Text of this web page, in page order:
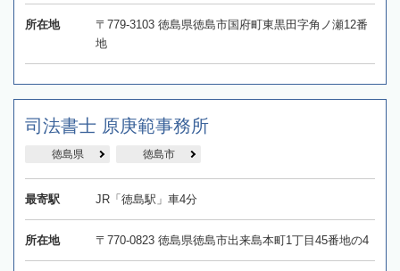
所在地
〒779-3103 徳島県徳島市国府町東黒田字角ノ瀬12番
地
司法書士 原庚範事務所
徳島県 徳島市
最寄駅 JR「徳島駅」車4分
所在地 〒770-0823 徳島県徳島市出来島本町1丁目45番地の4